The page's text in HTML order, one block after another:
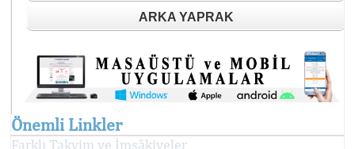
ARKA YAPRAK
Önemli Linkler
Farklı Takvim ve İmsâkiyeler